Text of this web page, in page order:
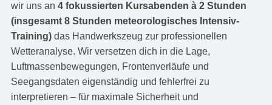
wir uns an 4 fokussierten Kursabenden à 2 Stunden
(insgesamt 8 Stunden meteorologisches Intensiv-
Training)das Handwerkszeug zur professionellen
Wetteranalyse. Wir versetzen dich in die Lage,
Luftmassenbewegungen, Frontenverläufe und
Seegangsdaten eigenständig und fehlerfrei zu
interpretieren – für maximale Sicherheit und